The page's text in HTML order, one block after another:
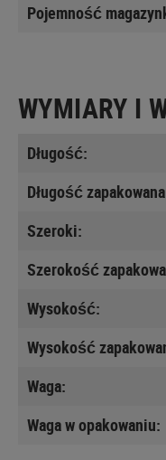
Pojemność
WYMIARY I
Długość:
Długość
Szeroki:
Szerokość
Wysokość:
Wysokość
Waga:
Waga w opakowaniu: